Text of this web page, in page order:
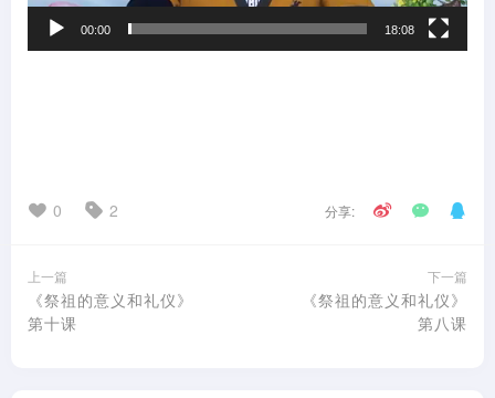
00:00 18:08
0 2 分享:
上一篇
《祭祖的意义和礼仪》
第十课
下一篇
《祭祖的意义和礼仪》
第八课